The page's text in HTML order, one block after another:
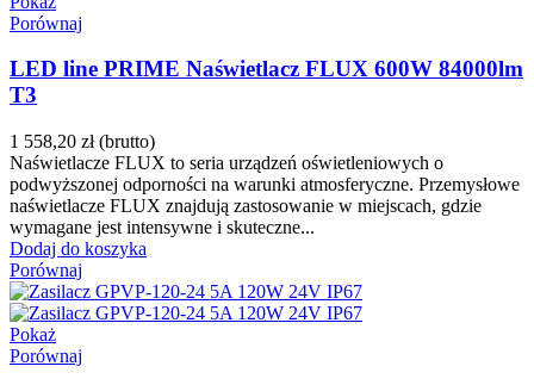
Porównaj
LED line PRIME Naświetlacz FLUX 600W 84000lm
T3
1 558,20 zł (brutto)
Naświetlacze FLUX to seria urządzeń oświetleniowych o
podwyższonej odporności na warunki atmosferyczne. Przemysłowe
naświetlacze FLUX znajdują zastosowanie w miejscach, gdzie
wymagane jest intensywne i skuteczne...
Dodaj do koszyka
Porównaj
Pokaż
Porównaj